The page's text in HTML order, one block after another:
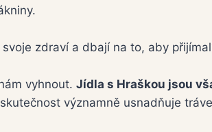
zdraví a dbají na to, aby
vyhnout. Jídla s Hraškou jsou
významně usnadňuje